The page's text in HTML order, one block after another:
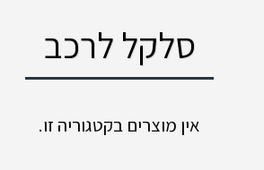
סלקל לרכב
אין מוצרים בקטגוריה זו.